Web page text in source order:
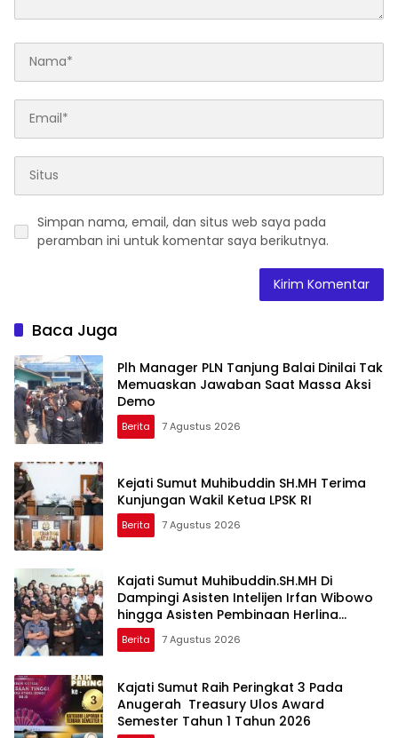
Simpan nama, email, dan situs web saya pada
peramban ini untuk komentar saya berikutnya.
Baca Juga
Plh Manager PLN Tanjung Balai Dinilai Tak
Memuaskan Jawaban Saat Massa Aksi
Demo
Berita 7 Agustus 2026
Kejati Sumut Muhibuddin SH.MH Terima
Kunjungan Wakil Ketua LPSK RI
Berita 7 Agustus 2026
Kajati Sumut Muhibuddin.SH.MH Di
Dampingi Asisten Intelijen Irfan Wibowo
hingga Asisten Pembinaan Herlina
Setyorini Sidak Kejari Binjai
Berita 7 Agustus 2026
Kajati Sumut Raih Peringkat 3 Pada
Anugerah Treasury Ulos Award
Semester Tahun 1 Tahun 2026